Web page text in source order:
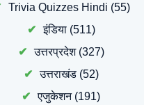
Trivia Quizzes Hindi (55)
इंडिया(511)
उत्तरप्रदेश(327)
उत्तराखंड(52)
एजुकेशन(191)